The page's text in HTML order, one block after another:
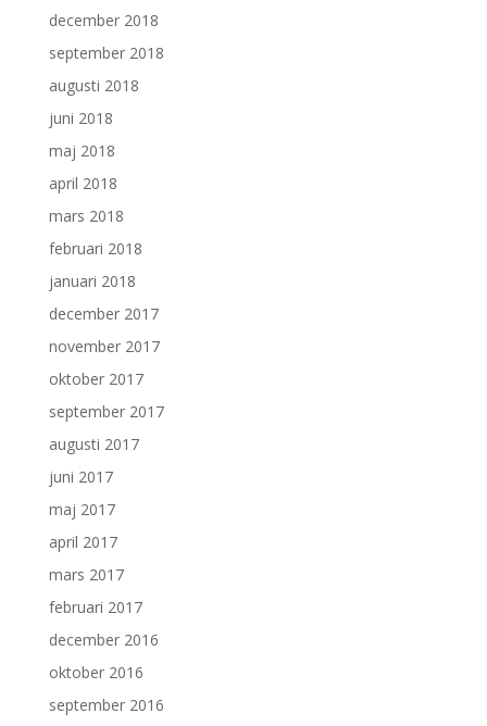
december 2018
september 2018
augusti 2018
juni 2018
maj 2018
april 2018
mars 2018
februari 2018
januari 2018
december 2017
november 2017
oktober 2017
september 2017
augusti 2017
juni 2017
maj 2017
april 2017
mars 2017
februari 2017
december 2016
oktober 2016
september 2016